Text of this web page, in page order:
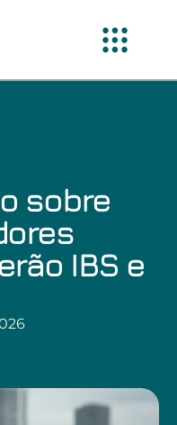
sobre
IBS e